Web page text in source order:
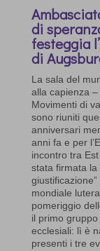
di
festeggia
di
La sala del
alla capienza
Movimenti di
sono riuniti
anniversari
anni fa e per
incontro tra
stata firmata la
mondiale
pomeriggio
il primo
ecclesiali: lì è
presenti i tre